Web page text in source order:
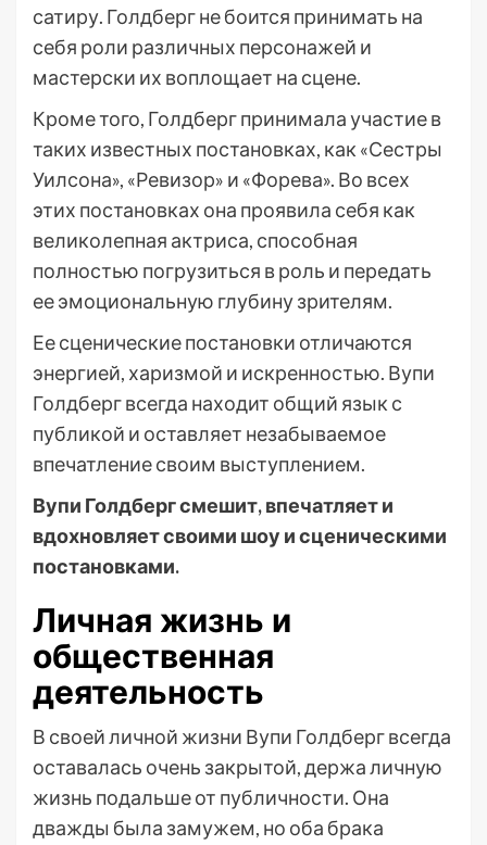
сатиру. Голдберг не боится принимать на
себя роли различных персонажей и
мастерски их воплощает на сцене.
Кроме того, Голдберг принимала участие в
таких известных постановках, как «Сестры
Уилсона», «Ревизор» и «Форева». Во всех
этих постановках она проявила себя как
великолепная актриса, способная
полностью погрузиться в роль и передать
ее эмоциональную глубину зрителям.
Ее сценические постановки отличаются
энергией, харизмой и искренностью. Вупи
Голдберг всегда находит общий язык с
публикой и оставляет незабываемое
впечатление своим выступлением.
Вупи Голдберг смешит, впечатляет и
вдохновляет своими шоу и сценическими
постановками.
Личная жизнь и
общественная
деятельность
В своей личной жизни Вупи Голдберг всегда
оставалась очень закрытой, держа личную
жизнь подальше от публичности. Она
дважды была замужем, но оба брака